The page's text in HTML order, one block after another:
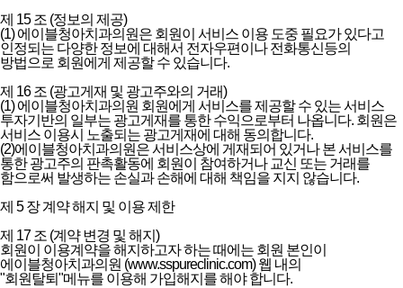
제 15 조 (정보의 제공)
(1) 에이블청아치과의원은 회원이 서비스 이용 도중 필요가 있다고
인정되는 다양한 정보에 대해서 전자우편이나 전화통신등의
방법으로 회원에게 제공할 수 있습니다.
제 16 조 (광고게재 및 광고주와의 거래)
(1) 에이블청아치과의원 회원에게 서비스를 제공할 수 있는 서비스
투자기반의 일부는 광고게재를 통한 수익으로부터 나옵니다. 회원은
서비스 이용시 노출되는 광고게재에 대해 동의합니다.
(2)에이블청아치과의원은 서비스상에 게재되어 있거나 본 서비스를
통한 광고주의 판촉활동에 회원이 참여하거나 교신 또는 거래를
함으로써 발생하는 손실과 손해에 대해 책임을 지지 않습니다.
제 5 장 계약 해지 및 이용 제한
제 17 조 (계약 변경 및 해지)
회원이 이용계약을 해지하고자 하는 때에는 회원 본인이
에이블청아치과의원 (www.sspureclinic.com) 웹 내의
"회원탈퇴"메뉴를 이용해 가입해지를 해야 합니다.